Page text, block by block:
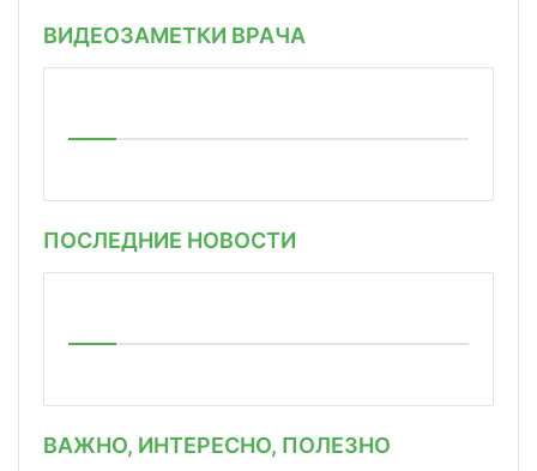
ВИДЕОЗАМЕТКИ ВРАЧА
ПОСЛЕДНИЕ НОВОСТИ
ВАЖНО, ИНТЕРЕСНО, ПОЛЕЗНО